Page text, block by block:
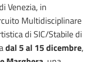
Venezia, in
Multidisciplinare
di SIC/Stabile di
dal 5 al 15 dicembre,